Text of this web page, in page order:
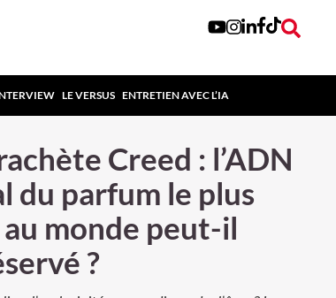
LE VERSUS ENTRETIEN AVEC L’IA
Creed : l’ADN
du parfum le plus
monde peut-il
?